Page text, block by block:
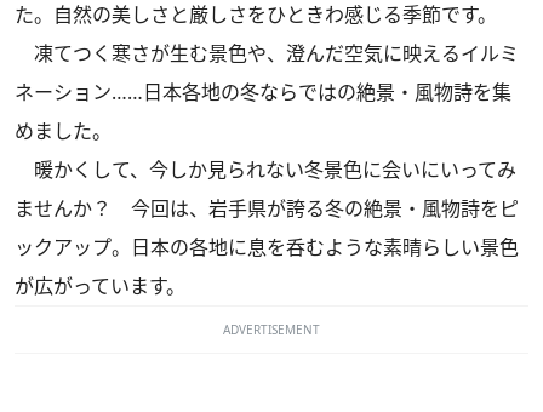
た。自然の美しさと厳しさをひときわ感じる季節です。
凍てつく寒さが生む景色や、澄んだ空気に映えるイルミ
ネーション……日本各地の冬ならではの絶景・風物詩を集
めました。
暖かくして、今しか見られない冬景色に会いにいってみ
ませんか？ 今回は、岩手県が誇る冬の絶景・風物詩をピ
ックアップ。日本の各地に息を呑むような素晴らしい景色
が広がっています。
ADVERTISEMENT